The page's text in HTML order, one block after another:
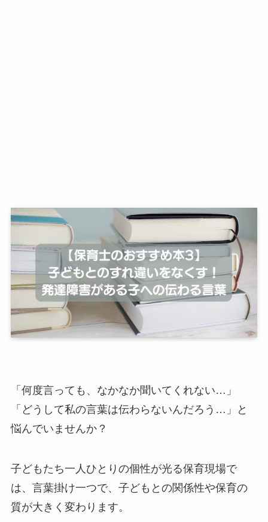
「何度言っても、なかなか聞いてくれない…」
「どうして私の言葉は伝わらないんだろう…」と
悩んでいませんか？
子どもたち一人ひとりの個性が光る保育現場で
は、言葉掛け一つで、子どもとの関係性や保育の
質が大きく変わります。